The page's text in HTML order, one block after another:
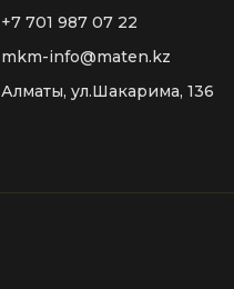
+7 701 987 07 22
mkm-info@maten.kz
Алматы, ул.Шакарима, 136